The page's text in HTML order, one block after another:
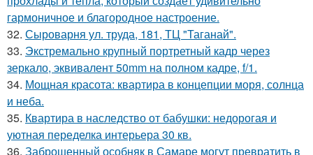
гармоничное и благородное настроение.
32. Сыроварня ул. труда, 181, ТЦ "Таганай".
33. Экстремально крупный портретный кадр через
зеркало, эквивалент 50mm на полном кадре, f/1.
34. Мощная красота: квартира в концепции моря, солнца
и неба.
35. Квартира в наследство от бабушки: недорогая и
уютная переделка интерьера 30 кв.
36. Заброшенный особняк в Самаре могут превратить в